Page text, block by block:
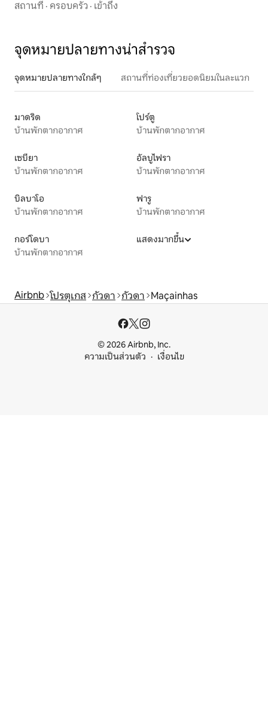
สถานที่ · ครอบครัว · เข้าถึง
จุดหมายปลายทางน่าสำรวจ
จุดหมายปลายทางใกล้ๆ สถานที่ท่องเที่ยวยอดนิยมในละแวก
มาดริด
บ้านพักตากอากาศ
โปร์ตู
บ้านพักตากอากาศ
เซบียา
บ้านพักตากอากาศ
อัลบูไฟรา
บ้านพักตากอากาศ
บิลบาโอ
บ้านพักตากอากาศ
ฟารู
บ้านพักตากอากาศ
กอร์โดบา
บ้านพักตากอากาศ
แสดงมากขึ้น
Airbnb โปรตุเกส กัวดา กัวดา Maçainhas
© 2026 Airbnb, Inc.
ความเป็นส่วนตัว
เงื่อนไข